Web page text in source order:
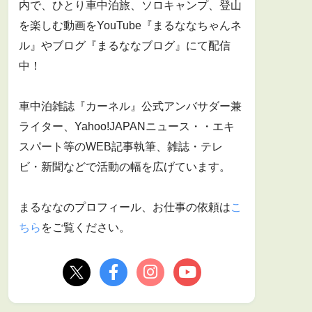
内で、ひとり車中泊旅、ソロキャンプ、登山
を楽しむ動画をYouTube『まるななちゃんネ
ル』やブログ『まるななブログ』にて配信
中！
車中泊雑誌『カーネル』公式アンバサダー兼
ライター、Yahoo!JAPANニュース・・エキ
スパート等のWEB記事執筆、雑誌・テレ
ビ・新聞などで活動の幅を広げています。
まるななのプロフィール、お仕事の依頼はこ
ちら をご覧ください。